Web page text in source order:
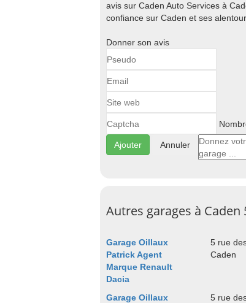
avis sur Caden Auto Services à
confiance sur Caden et ses
Donner son avis
Annuler
Autres garages à Caden
Garage Oillaux
Patrick Agent
Marque Renault
Dacia
5 rue
Caden
Garage Oillaux
5 rue